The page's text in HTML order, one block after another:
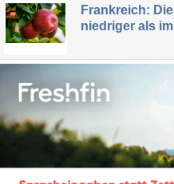
Frankreich:
niedriger als